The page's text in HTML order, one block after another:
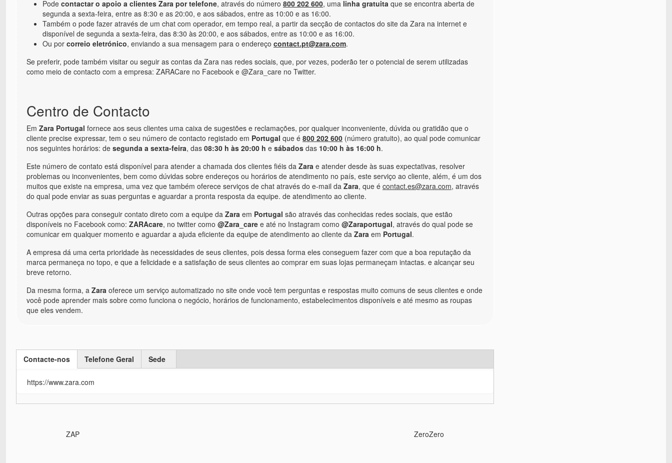
Pode contactar o apoio a clientes Zara por telefone, através do número 800 202 600, uma linha gratuita que se encontra aberta de
segunda a sexta-feira, entre as 8:30 e as 20:00, e aos sábados, entre as 10:00 e as 16:00.
Também o pode fazer através de um chat com operador, em tempo real, a partir da secção de contactos do site da Zara na internet e
disponível de segunda a sexta-feira, das 8:30 às 20:00, e aos sábados, entre as 10:00 e as 16:00.
Ou por correio eletrónico, enviando a sua mensagem para o endereço contact.pt@zara.com.
Se preferir, pode também visitar ou seguir as contas da Zara nas redes sociais, que, por vezes, poderão ter o potencial de serem utilizadas
como meio de contacto com a empresa: ZARACare no Facebook e @Zara_care no Twitter.
Centro de Contacto
Em Zara Portugal fornece aos seus clientes uma caixa de sugestões e reclamações, por qualquer inconveniente, dúvida ou gratidão que o
cliente precise expressar, tem o seu número de contacto registado em Portugal que é 800 202 600 (número gratuito), ao qual pode comunicar
nos seguintes horários: de segunda a sexta-feira, das 08:30 h às 20:00 h e sábados das 10:00 h às 16:00 h.
Este número de contato está disponível para atender a chamada dos clientes fiéis da Zara e atender desde às suas expectativas, resolver
problemas ou inconvenientes, bem como dúvidas sobre endereços ou horários de atendimento no país, este serviço ao cliente, além, é um dos
muitos que existe na empresa, uma vez que também oferece serviços de chat através do e-mail da Zara, que é contact.es@zara.com, através
do qual pode enviar as suas perguntas e aguardar a pronta resposta da equipe. de atendimento ao cliente.
Outras opções para conseguir contato direto com a equipe da Zara em Portugal são através das conhecidas redes sociais, que estão
disponíveis no Facebook como: ZARAcare, no twitter como @Zara_care e até no Instagram como @Zaraportugal, através do qual pode se
comunicar em qualquer momento e aguardar a ajuda eficiente da equipe de atendimento ao cliente da Zara em Portugal.
A empresa dá uma certa prioridade às necessidades de seus clientes, pois dessa forma eles conseguem fazer com que a boa reputação da
marca permaneça no topo, e que a felicidade e a satisfação de seus clientes ao comprar em suas lojas permaneçam intactas. e alcançar seu
breve retorno.
Da mesma forma, a Zara oferece um serviço automatizado no site onde você tem perguntas e respostas muito comuns de seus clientes e onde
você pode aprender mais sobre como funciona o negócio, horários de funcionamento, estabelecimentos disponíveis e até mesmo as roupas
que eles vendem.
Contacte-nos
Telefone Geral Sede
https://www.zara.com
ZAP ZeroZero